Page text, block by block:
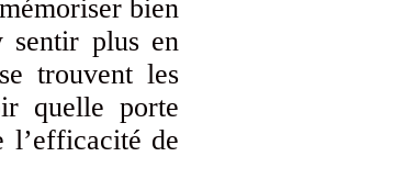
bien
sentir plus en
trouvent les
quelle porte
l’efficacité de